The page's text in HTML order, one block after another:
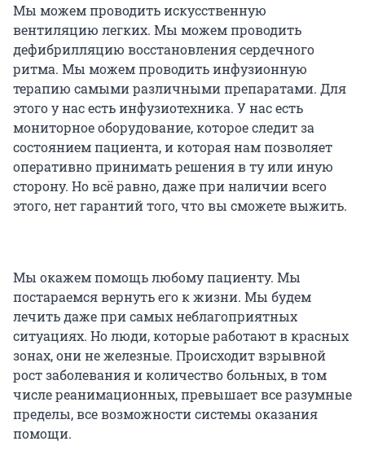
Мы можем проводить искусственную
вентиляцию легких. Мы можем проводить
дефибрилляцию восстановления сердечного
ритма. Мы можем проводить инфузионную
терапию самыми различными препаратами. Для
этого у нас есть инфузиотехника. У нас есть
мониторное оборудование, которое следит за
состоянием пациента, и которая нам позволяет
оперативно принимать решения в ту или иную
сторону. Но всё равно, даже при наличии всего
этого, нет гарантий того, что вы сможете выжить.
Мы окажем помощь любому пациенту. Мы
постараемся вернуть его к жизни. Мы будем
лечить даже при самых неблагоприятных
ситуациях. Но люди, которые работают в красных
зонах, они не железные. Происходит взрывной
рост заболевания и количество больных, в том
числе реанимационных, превышает все разумные
пределы, все возможности системы оказания
помощи.